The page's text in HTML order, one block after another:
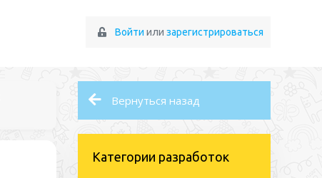
Войти или зарегистрироваться
Вернуться назад
Категории разработок